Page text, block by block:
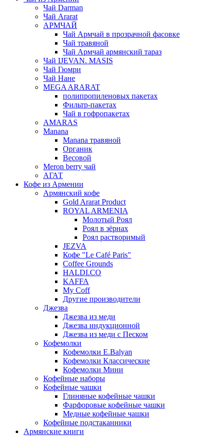
Чай Darman
Чай Ararat
АРМЧАЙ
Чай Армчай в прозрачной фасовке
Чай травяной
Чай Армчай армянский тараз
Чай IJEVAN. MASIS
Чай Гюмри
Чай Нане
MEGA ARARAT
полипропиленовых пакетах
Фильтр-пакетах
Чай в гофропакетах
AMARAS
Manana
Manana травяной
Органик
Весовой
Meron berry чай
АГАТ
Кофе из Армении
Армянский кофе
Gold Ararat Product
ROYAL ARMENIA
Молотый Роял
Роял в зёрнах
Роял растворимый
JEZVA
Кофе "Le Café Paris"
Coffee Grounds
HALDI.CO
KAFFA
My Coff
Другие производители
Джезва
Джезва из меди
Джезва индукционной
Джезва из меди с Песком
Кофемолки
Кофемолки E.Balyan
Кофемолки Классические
Кофемолки Мини
Кофейные наборы
Кофейные чашки
Глиняные кофейные чашки
Фарфоровые кофейные чашки
Медные кофейные чашки
Кофейные подстаканники
Армянские книги